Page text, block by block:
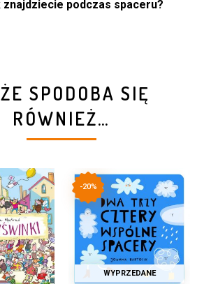
podczas spaceru?
SPODOBA SIĘ
RÓWNIEŻ…
WYPRZEDANE
-20%